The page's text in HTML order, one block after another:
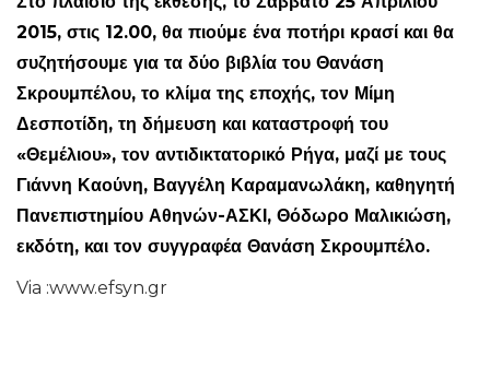
2015, στις 12.00, θα πιούµε ένα ποτήρι κρασί και θα
συζητήσουμε για τα δύο βιβλία του Θανάση
Σκρουμπέλου, το κλίμα της εποχής, τον Μίμη
Δεσποτίδη, τη δήμευση και καταστροφή του
«Θεμέλιου», τον αντιδικτατορικό Ρήγα, μαζί με τους
Γιάννη Καούνη, Βαγγέλη Καραμανωλάκη, καθηγητή
Πανεπιστημίου Αθηνών-ΑΣΚΙ, Θόδωρο Μαλικιώση,
εκδότη, και τον συγγραφέα Θανάση Σκρουμπέλο.
Via :www.efsyn.gr